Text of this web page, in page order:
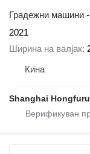
Градежни машини -
2021
Ширина на валјак
Кина
Shanghai